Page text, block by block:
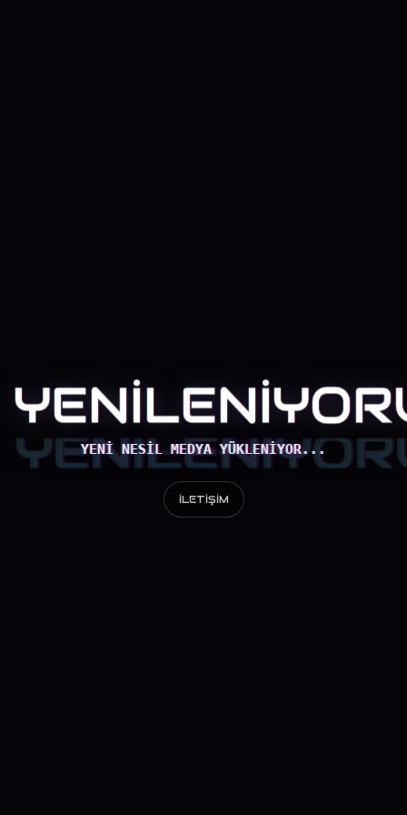
YENI NESIL MEDYA YÜKLENIYOR...
İLETIŞIM